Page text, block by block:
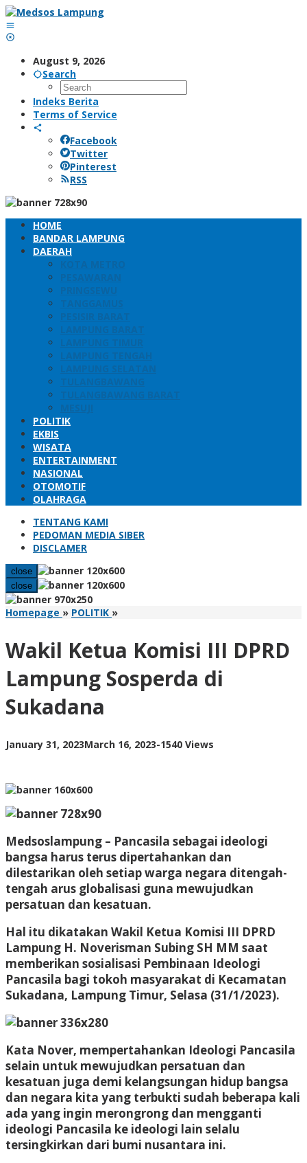
Skip
to
content
August 9, 2026
Search
Indeks Berita
Terms of Service
Facebook
Twitter
Pinterest
RSS
HOME
BANDAR LAMPUNG
DAERAH
KOTA METRO
PESAWARAN
PRINGSEWU
TANGGAMUS
PESISIR BARAT
LAMPUNG BARAT
LAMPUNG TIMUR
LAMPUNG TENGAH
LAMPUNG SELATAN
TULANGBAWANG
TULANGBAWANG BARAT
MESUJI
POLITIK
EKBIS
WISATA
ENTERTAINMENT
NASIONAL
OTOMOTIF
OLAHRAGA
TENTANG KAMI
PEDOMAN MEDIA SIBER
DISCLAMER
close
close
Homepage » POLITIK »Wakil
III
Lampung
Sosperda
Wakil Ketua Komisi III DPRD
Lampung Sosperda di
Sukadana
January 31, 2023March 16, 2023by
-1540 Views
Medsoslampung – Pancasila sebagai ideologi
bangsa harus terus dipertahankan dan
dilestarikan oleh setiap warga negara ditengah-
tengah arus globalisasi guna mewujudkan
persatuan dan kesatuan.
Hal itu dikatakan Wakil Ketua Komisi III DPRD
Lampung H. Noverisman Subing SH MM saat
memberikan sosialisasi Pembinaan Ideologi
Pancasila bagi tokoh masyarakat di Kecamatan
Sukadana, Lampung Timur, Selasa (31/1/2023).
Kata Nover, mempertahankan Ideologi Pancasila
selain untuk mewujudkan persatuan dan
kesatuan juga demi kelangsungan hidup bangsa
dan negara kita yang terbukti sudah beberapa kali
ada yang ingin merongrong dan mengganti
ideologi Pancasila ke ideologi lain selalu
tersingkirkan dari bumi nusantara ini.